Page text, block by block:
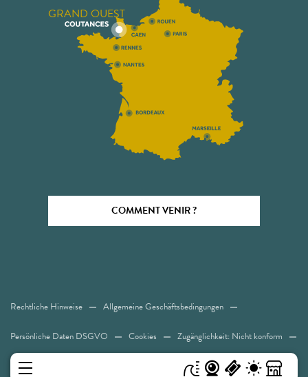
GRAND OUEST
COMMENT VENIR ?
Rechtliche Hinweise Allgemeine Geschäftsbedingungen
Persönliche Daten DSGVO Cookies Zugänglichkeit: Nicht konform
Sitemap